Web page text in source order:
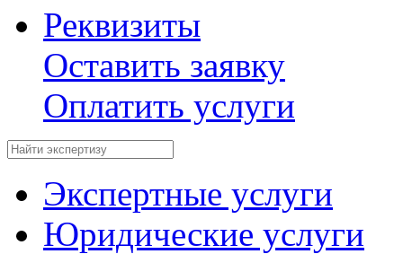
Реквизиты
Оставить заявку
Оплатить услуги
Экспертные услуги
Юридические услуги